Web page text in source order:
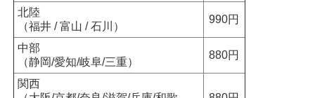
北陸
（福井 / 富山 / 石川）
990円
中部
（静岡/愛知/岐阜/三重）
880円
関西